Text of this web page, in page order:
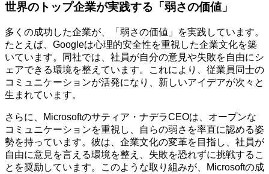
世界のトップ企業が実践する「弱さの価値」
多くの成功した企業が、「弱さの価値」を実践しています。
たとえば、Googleは心理的安全性を重視した企業文化を築
いています。同社では、社員が自分の意見や失敗を自由にシ
ェアできる環境を整えています。これにより、従業員同士の
コミュニケーションが活発になり、新しいアイデアが次々と
生まれています。
さらに、Microsoftのサティア・ナデラCEOは、オープンな
コミュニケーションを重視し、自らの弱さを率直に認める姿
勢を持っています。彼は、企業文化の変革を目指し、社員が
自由に意見を言える環境を整え、失敗を恐れずに挑戦するこ
とを奨励しています。このような取り組みが、Microsoftの成